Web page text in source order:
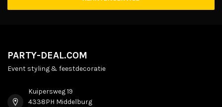
PARTY-DEAL.COM
Event styling & feestdecoratie
Kuipersweg 19
4338PH Middelburg